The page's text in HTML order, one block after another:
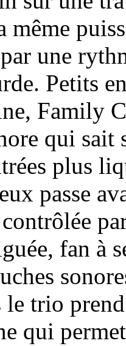
même
une
Petits
Family
qui
plus
passe
fan à
le trio
qui